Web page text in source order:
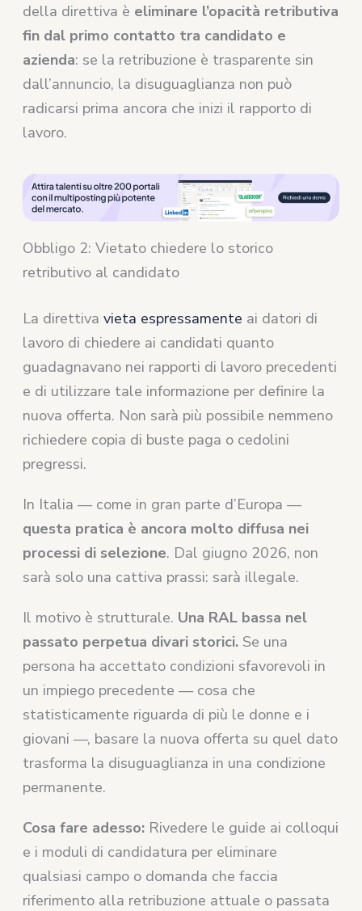
della direttiva è eliminare l’opacità retributiva
fin dal primo contatto tra candidato e
azienda: se la retribuzione è trasparente sin
dall’annuncio, la disuguaglianza non può
radicarsi prima ancora che inizi il rapporto di
lavoro.
Obbligo 2: Vietato chiedere lo storico
retributivo al candidato
La direttivavieta espressamente ai datori di
lavoro di chiedere ai candidati quanto
guadagnavano nei rapporti di lavoro precedenti
e di utilizzare tale informazione per definire la
nuova offerta. Non sarà più possibile nemmeno
richiedere copia di buste paga o cedolini
pregressi.
In Italia — come in gran parte d’Europa —
questa pratica è ancora molto diffusa nei
processi di selezione. Dal giugno 2026, non
sarà solo una cattiva prassi: sarà illegale.
Il motivo è strutturale. Una RAL bassa nel
passato perpetua divari storici. Se una
persona ha accettato condizioni sfavorevoli in
un impiego precedente — cosa che
statisticamente riguarda di più le donne e i
giovani —, basare la nuova offerta su quel dato
trasforma la disuguaglianza in una condizione
permanente.
Cosa fare adesso: Rivedere le guide ai colloqui
e i moduli di candidatura per eliminare
qualsiasi campo o domanda che faccia
riferimento alla retribuzione attuale o passata